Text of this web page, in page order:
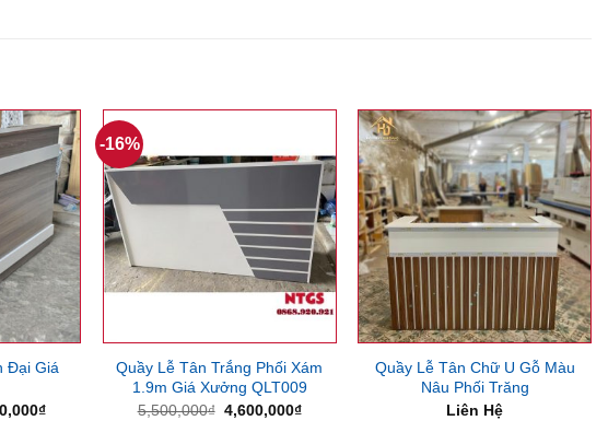
Đại Giá
₫Giá
-16%
Quầy Lễ Tân Trắng Phối Xám
1.9m Giá Xưởng QLT009
5,500,000₫ Giá
4,600,000₫Giá
Quầy Lễ Tân Chữ U Gỗ Màu
Nâu Phối Trăng
Liên Hệ